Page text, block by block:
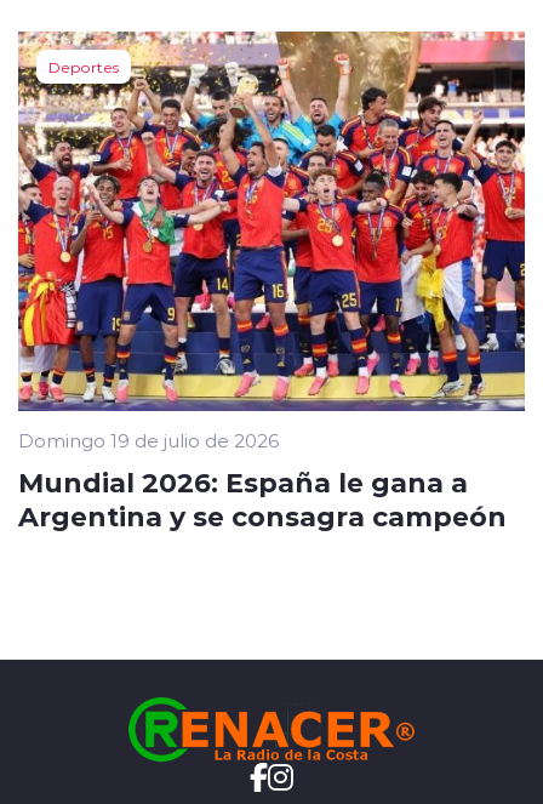
Deportes
Domingo 19 de julio de 2026
Mundial 2026: España le gana a
Argentina y se consagra campeón